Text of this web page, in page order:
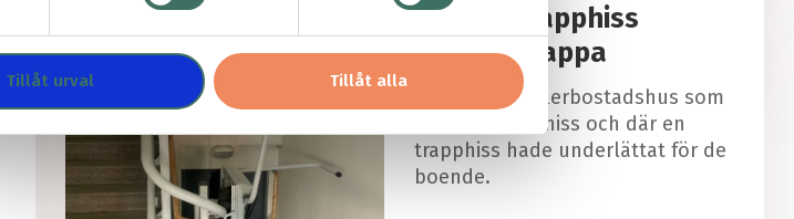
Tillåt urval Tillåt alla
Rullstoltrapphiss
Svängd trappa
Vi ser många flerbostadshus som
saknar vanlig hiss och där en
trapphiss hade underlättat för de
boende.